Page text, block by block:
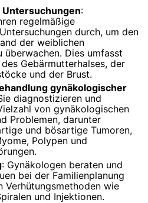
:
regelmäßige
durch, um den
der weiblichen
überwachen. Dies umfasst
Gebärmutterhalses, der
und der Brust.
gynäkologischer
diagnostizieren und
von gynäkologischen
Problemen, darunter
und bösartige Tumoren,
Polypen und
: Gynäkologen beraten und
bei der Familienplanung
Verhütungsmethoden wie
und Injektionen.